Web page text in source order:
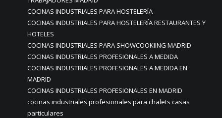
COCINAS INDUSTRIALES PARA HOSTELERÍA
COCINAS INDUSTRIALES PARA HOSTELERÍA RESTAURANTES Y
HOTELES
COCINAS INDUSTRIALES PARA SHOWCOOKIING MADRID
COCINAS INDUSTRIALES PROFESIONALES A MEDIDA
COCINAS INDUSTRIALES PROFESIONALES A MEDIDA EN
MADRID
COCINAS INDUSTRIALES PROFESIONALES EN MADRID
cocinas industriales profesionales para chalets casas
particulares